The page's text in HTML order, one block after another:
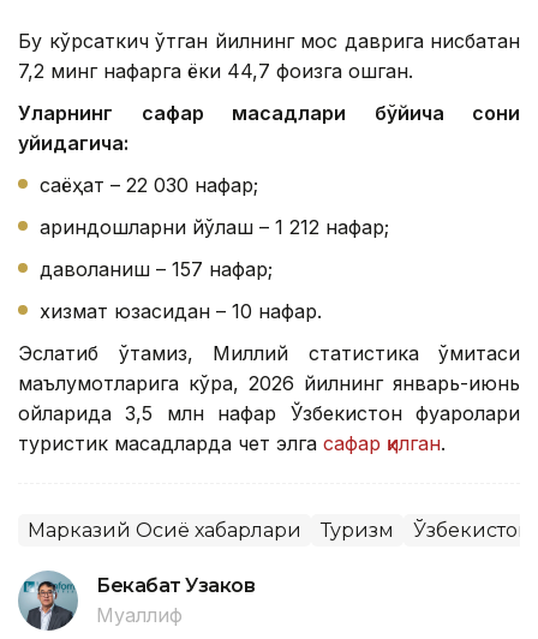
Бу кўрсаткич ўтган йилнинг мос даврига нисбатан
7,2 минг нафарга ёки 44,7 фоизга ошган.
Уларнинг сафар мақсадлари бўйича сони
қуйидагича:
саёҳат – 22 030 нафар;
қариндошларни йўқлаш – 1 212 нафар;
даволаниш – 157 нафар;
хизмат юзасидан – 10 нафар.
Эслатиб ўтамиз, Миллий статистика қўмитаси
маълумотларига кўра, 2026 йилнинг январь-июнь
ойларида 3,5 млн нафар Ўзбекистон фуқаролари
туристик мақсадларда чет элга сафар қилган.
Марказий Осиё хабарлари Туризм Ўзбекистон
Бекабат Узаков
Муаллиф